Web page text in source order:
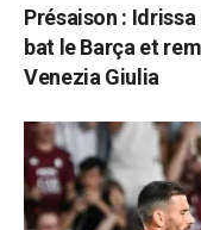
Présaison :
bat le Barça et
Venezia Giulia